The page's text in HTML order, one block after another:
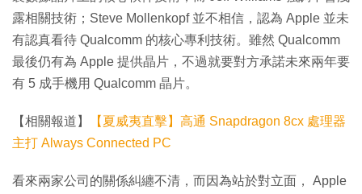
露相關技術；Steve Mollenkopf 並不相信，認為 Apple 並未
有認真看待 Qualcomm 的核心專利技術。雖然 Qualcomm
最後仍有為 Apple 提供晶片，不過就要對方承諾未來兩年要
有 5 成手機用 Qualcomm 晶片。
【相關報道】
【夏威夷直擊】高通 Snapdragon 8cx 處理器
主打 Always Connected PC
看來兩家公司的關係糾纏不清，而因為站於對立面， Apple